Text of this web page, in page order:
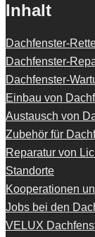
Inhalt
Dachfenster-
Dachfenster-
Dachfenster-
Einbau von
Austausch von
Zubehör für
Reparatur von
Standorte
Kooperationen
Jobs bei den
VELUX